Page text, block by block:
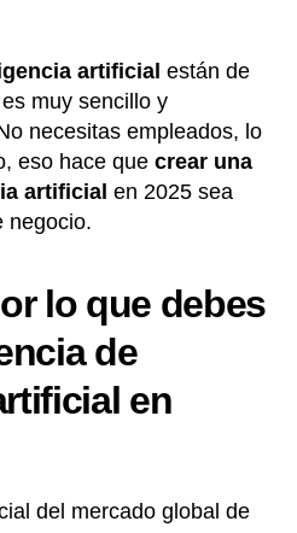
artificial están de
muy sencillo y
necesitas empleados, lo
eso hace que crear una
artificial en 2025 sea
negocio.
lo que debes
de
en
del mercado global de